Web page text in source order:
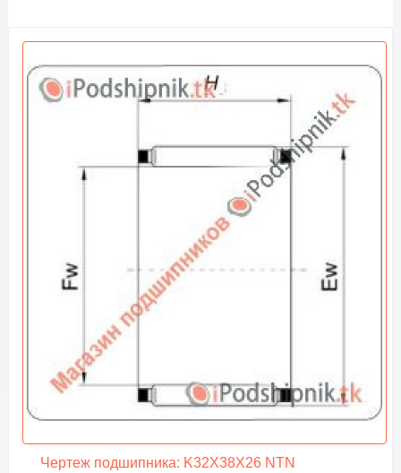
Чертеж подшипника: K32X38X26 NTN